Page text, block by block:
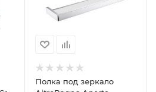
Полка под зеркало